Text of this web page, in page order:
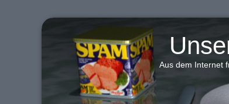
Aus dem Internet